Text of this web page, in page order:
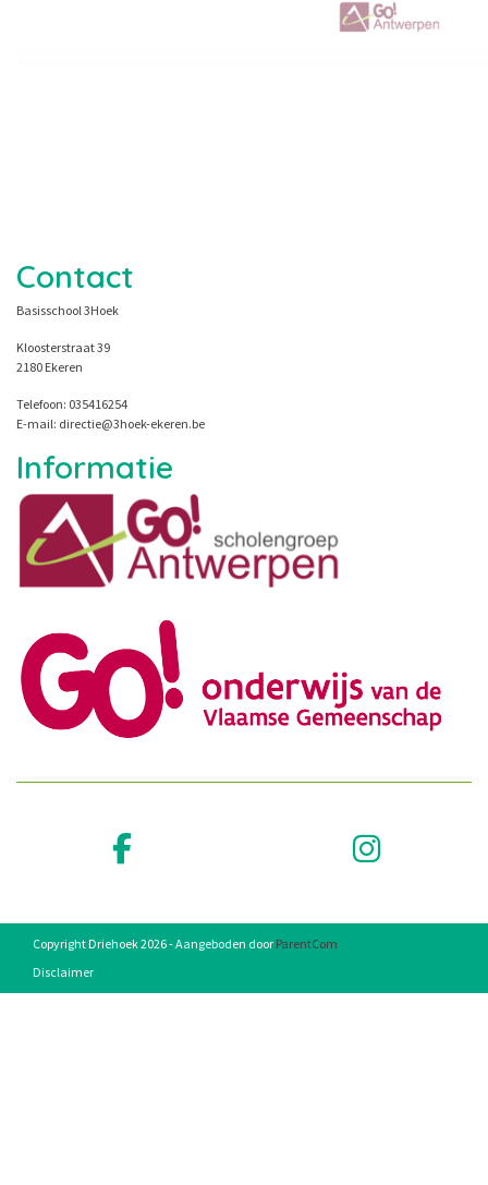
Contact
Basisschool 3Hoek
Kloosterstraat 39
2180 Ekeren
Telefoon: 035416254
E-mail: directie@3hoek-ekeren.be
Informatie
Copyright Driehoek 2026 - Aangeboden door ParentCom
Disclaimer